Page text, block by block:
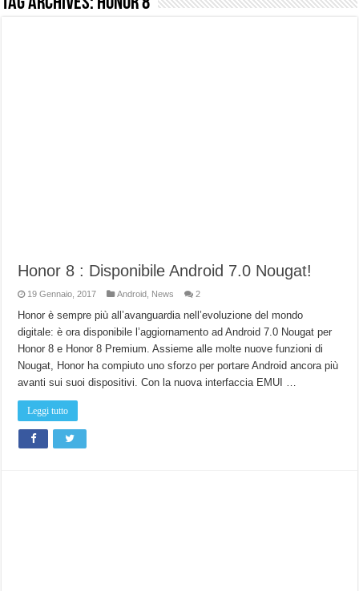
Honor 8 : Disponibile Android 7.0 Nougat!
19 Gennaio, 2017 Android News 2
Honor è sempre più all’avanguardia nell’evoluzione del mondo
digitale: è ora disponibile l’aggiornamento ad Android 7.0 Nougat per
Honor 8 e Honor 8 Premium. Assieme alle molte nuove funzioni di
Nougat, Honor ha compiuto uno sforzo per portare Android ancora più
avanti sui suoi dispositivi. Con la nuova interfaccia EMUI …
Leggi tutto